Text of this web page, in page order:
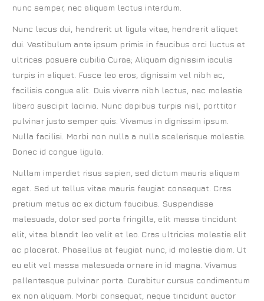
nunc semper, nec aliquam lectus interdum.
Nunc lacus dui, hendrerit ut ligula vitae, hendrerit aliquet
dui. Vestibulum ante ipsum primis in faucibus orci luctus et
ultrices posuere cubilia Curae; Aliquam dignissim iaculis
turpis in aliquet. Fusce leo eros, dignissim vel nibh ac,
facilisis congue elit. Duis viverra nibh lectus, nec molestie
libero suscipit lacinia. Nunc dapibus turpis nisl, porttitor
pulvinar justo semper quis. Vivamus in dignissim ipsum.
Nulla facilisi. Morbi non nulla a nulla scelerisque molestie.
Donec id congue ligula.
Nullam imperdiet risus sapien, sed dictum mauris aliquam
eget. Sed ut tellus vitae mauris feugiat consequat. Cras
pretium metus ac ex dictum faucibus. Suspendisse
malesuada, dolor sed porta fringilla, elit massa tincidunt
elit, vitae blandit leo velit et leo. Cras ultricies molestie elit
ac placerat. Phasellus at feugiat nunc, id molestie diam. Ut
eu elit vel massa malesuada ornare in id magna. Vivamus
pellentesque pulvinar porta. Curabitur cursus condimentum
ex non aliquam. Morbi consequat, neque tincidunt auctor